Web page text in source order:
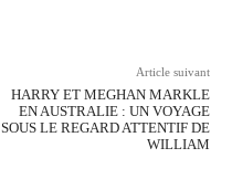
Article suivant
HARRY ET MEGHAN MARKLE
EN AUSTRALIE : UN VOYAGE
SOUS LE REGARD ATTENTIF DE
WILLIAM